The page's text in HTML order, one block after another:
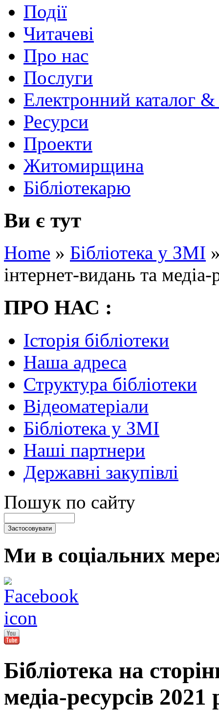
Події
Читачеві
Про нас
Послуги
Електронний каталог
Ресурси
Проекти
Житомирщина
Бібліотекарю
Ви є тут
Home » Бібліотека у ЗМІ
інтернет-видань та медіа-
ПРО НАС :
Історія бібліотеки
Наша адреса
Структура бібліотеки
Відеоматеріали
Бібліотека у ЗМІ
Наші партнери
Державні закупівлі
Пошук по сайту
Ми в соціальних
Бібліотека на
медіа-ресурсів 2021